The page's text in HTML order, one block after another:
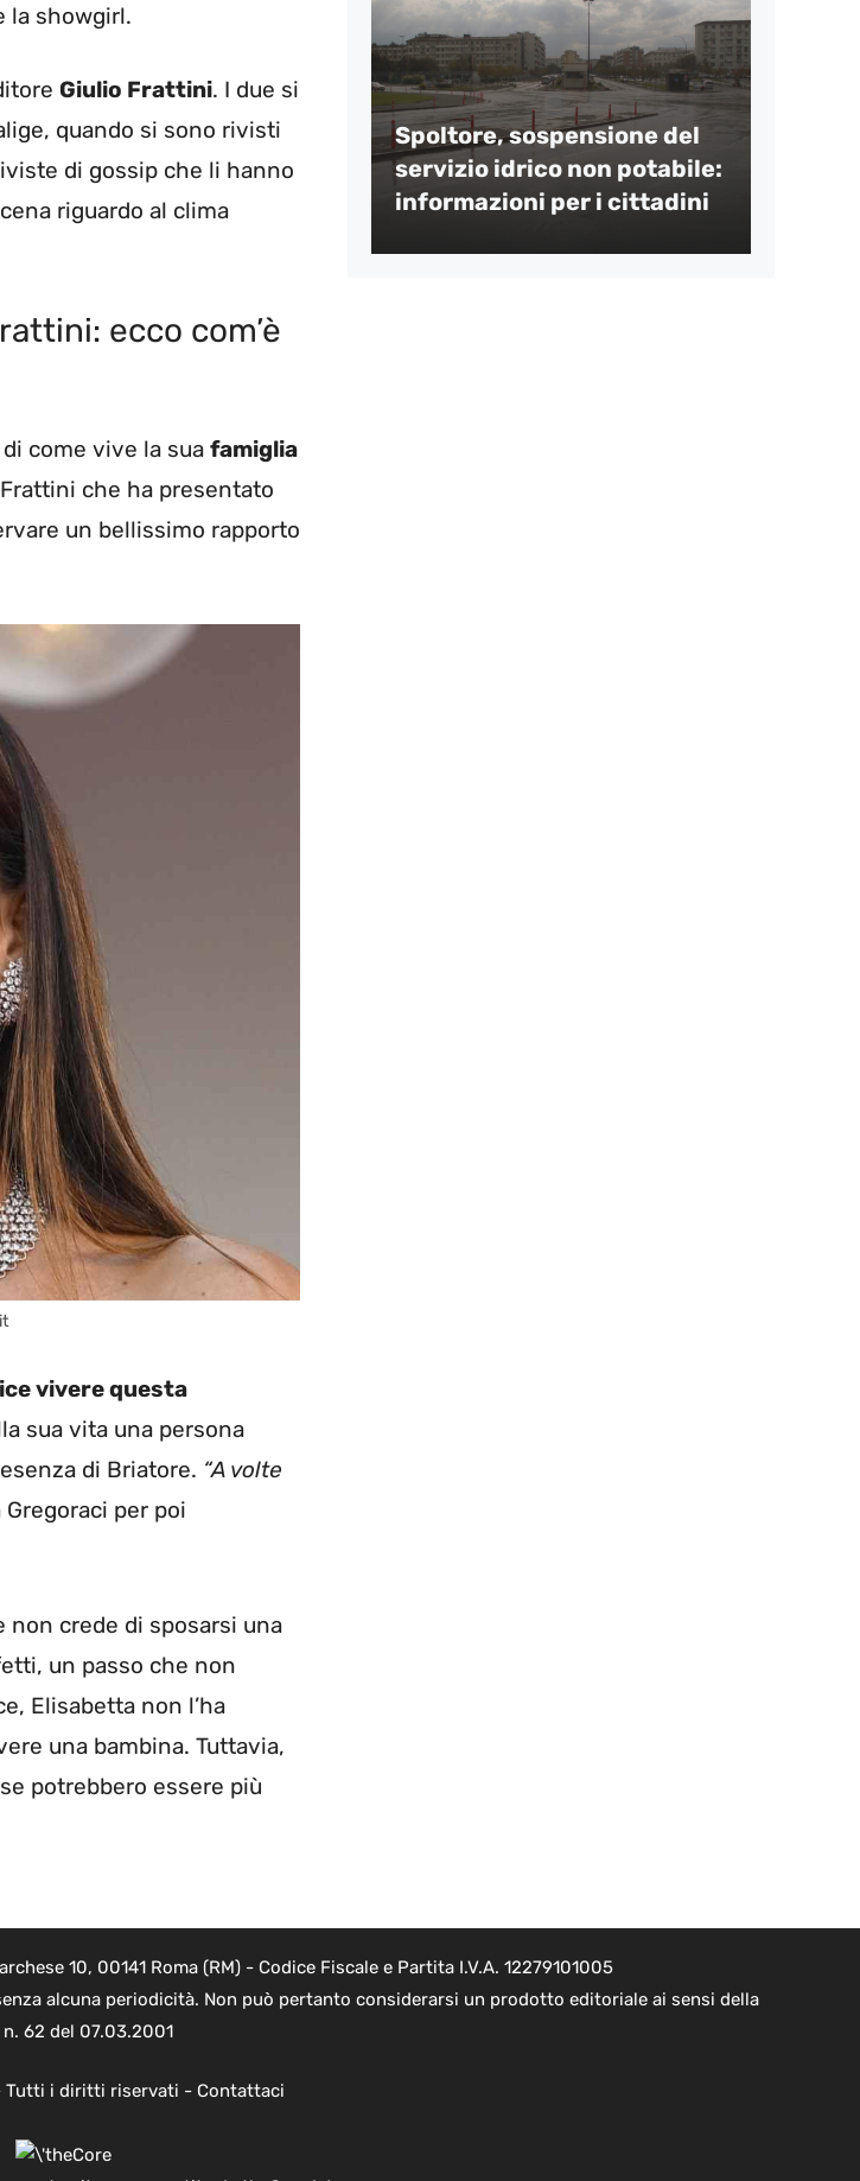
la showgirl.
Giulio Frattini. I due si
quando si sono rivisti
di gossip che li hanno
riguardo al clima
ecco com’è
come vive la sua famiglia
che ha presentato
un bellissimo rapporto
vivere questa
sua vita una persona
di Briatore. “A volte
per poi
non crede di sposarsi una
un passo che non
Elisabetta non l’ha
una bambina. Tuttavia,
potrebbero essere più
Spoltore, sospensione del
servizio idrico non potabile:
informazioni per i cittadini
10, 00141 Roma (RM) - Codice Fiscale e Partita I.V.A. 12279101005
alcuna periodicità. Non può pertanto considerarsi un prodotto editoriale ai sensi della
n. 62 del 07.03.2001
Tutti i diritti riservati - Contattaci